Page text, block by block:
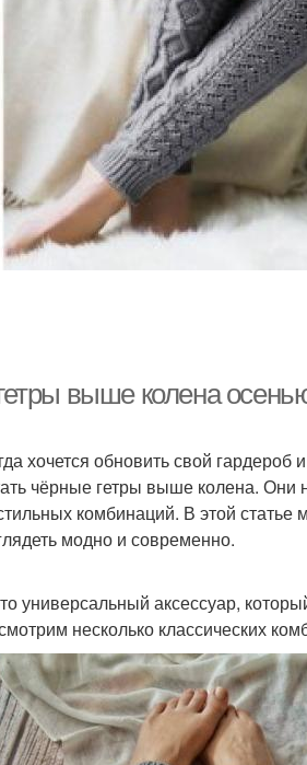
выше колена
хочется обновить свой гардероб
чёрные гетры выше колена. Они
комбинаций. В этой
модно и современно.
универсальный аксессуар,
несколько классических